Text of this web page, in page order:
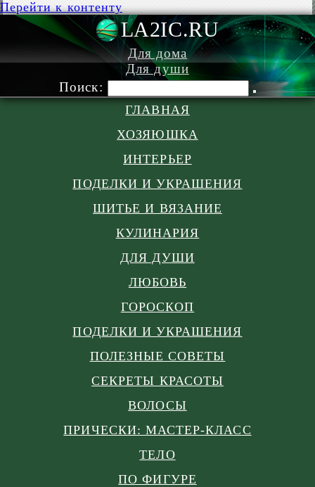
Перейти к контенту
LA2IC.RU
Для дома
Для души
Поиск:
ГЛАВНАЯ
ХОЗЯЮШКА
ИНТЕРЬЕР
ПОДЕЛКИ И УКРАШЕНИЯ
ШИТЬЕ И ВЯЗАНИЕ
КУЛИНАРИЯ
ДЛЯ ДУШИ
ЛЮБОВЬ
ГОРОСКОП
ПОДЕЛКИ И УКРАШЕНИЯ
ПОЛЕЗНЫЕ СОВЕТЫ
СЕКРЕТЫ КРАСОТЫ
ВОЛОСЫ
ПРИЧЕСКИ: МАСТЕР-КЛАСС
ТЕЛО
ПО ФИГУРЕ